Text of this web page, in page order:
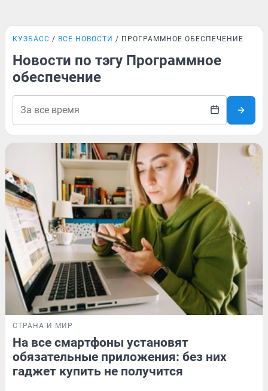
КУЗБАСС ВСЕ НОВОСТИ ПРОГРАММНОЕ ОБЕСПЕЧЕНИЕ
Новости по тэгу Программное
обеспечение
СТРАНА И МИР
На все смартфоны установят
обязательные приложения: без них
гаджет купить не получится